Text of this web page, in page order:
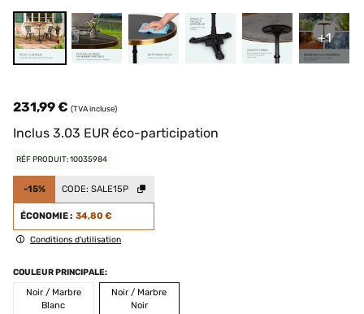
+1
231,99 € (TVA incluse)
Inclus 3.03 EUR éco-participation
RÉF PRODUIT: 10035984
-15% CODE: SALE15P
ÉCONOMIE : 34,80 €
Conditions d'utilisation
COULEUR PRINCIPALE:
Noir / Marbre
Blanc
Noir / Marbre
Noir